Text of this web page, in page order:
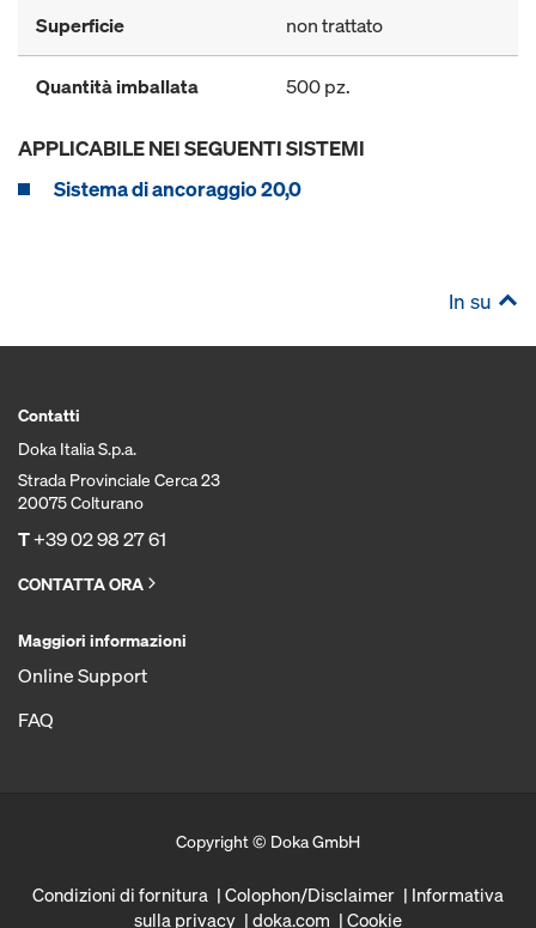
Superficie non trattato
Quantità imballata 500 pz.
APPLICABILE NEI SEGUENTI SISTEMI
Sistema di ancoraggio 20,0
In su
Contatti
Doka Italia S.p.a.
Strada Provinciale Cerca 23
20075 Colturano
T+39 02 98 27 61
CONTATTA ORA
Maggiori informazioni
Online Support
FAQ
Copyright © Doka GmbH
Condizioni di fornitura Colophon/Disclaimer
Informativa
sulla privacy
doka.com Cookie